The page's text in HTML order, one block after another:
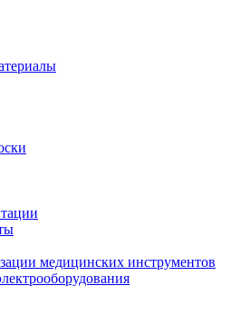
медицинских инструментов